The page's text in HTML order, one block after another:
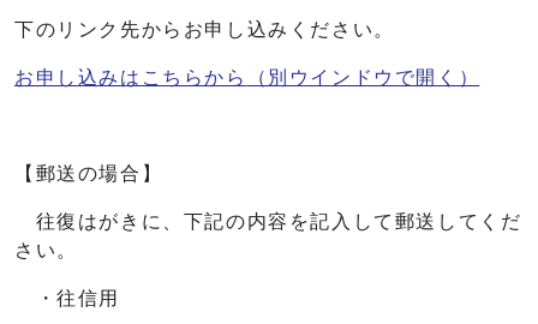
下のリンク先からお申し込みください。
お申し込みはこちらから （別ウインドウで開く）
【郵送の場合】
往復はがきに、下記の内容を記入して郵送してくだ
さい。
・往信用